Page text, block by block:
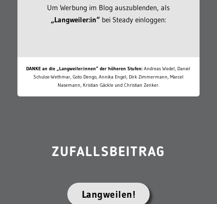
Um Werbung im Blog auszublenden, als
„Langweiler:in“bei Steady einloggen:
DANKE an die „Langweiler:innen“ der höheren Stufen: Andreas Wedel, Daniel
Schulze-Wethmar, Goto Dengo, Annika Engel, Dirk Zimmermann, Marcel
Nasemann, Kristian Gäckle und Christian Zenker.
ZUFALLSBEITRAG
Langweilen!